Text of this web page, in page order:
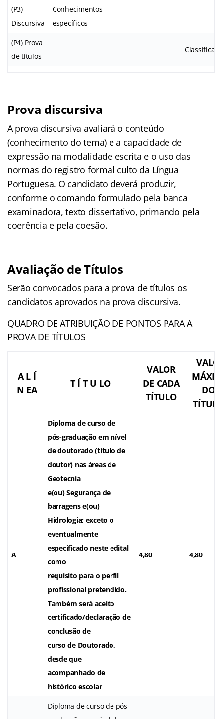
(P3)
Discursiva
Conhecimentos
específicos
(P4) Prova
de títulos
Prova discursiva
A prova discursiva avaliará o conteúdo
(conhecimento do tema) e a capacidade de
expressão na modalidade escrita e o uso das
normas do registro formal culto da Língua
Portuguesa. O candidato deverá produzir,
conforme o comando formulado pela banca
examinadora, texto dissertativo, primando pela
coerência e pela coesão.
Avaliação de Títulos
Serão convocados para a prova de títulos os
candidatos aprovados na prova discursiva.
QUADRO DE ATRIBUIÇÃO DE PONTOS PARA A
PROVA DE TÍTULOS
A L Í
N EA
T Í T U LO
VALOR
DE CADA
TÍTULO
DOS
A
Diploma de curso de
pós-graduação em nível
de doutorado (título de
doutor) nas áreas de
Geotecnia
e(ou) Segurança de
barragens e(ou)
Hidrologia; exceto o
eventualmente
especificado neste edital
como
requisito para o perfil
profissional pretendido.
Também será aceito
certificado/declaração de
conclusão de
curso de Doutorado,
desde que
acompanhado de
histórico escolar
4,80 4,80
Diploma de curso de pós-